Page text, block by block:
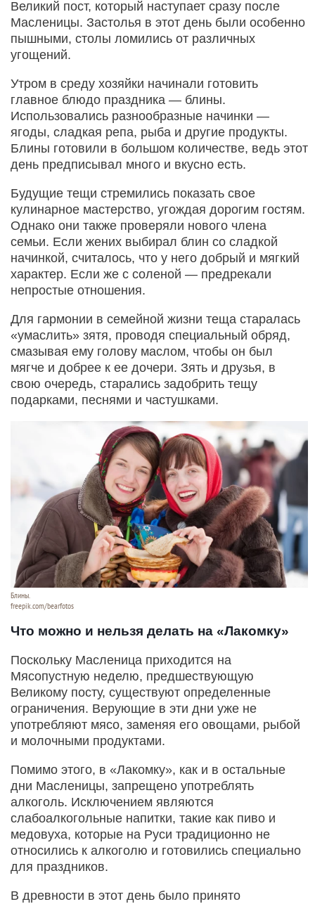
Великий пост, который наступает сразу после
Масленицы. Застолья в этот день были особенно
пышными, столы ломились от различных
угощений.
Утром в среду хозяйки начинали готовить
главное блюдо праздника — блины.
Использовались разнообразные начинки —
ягоды, сладкая репа, рыба и другие продукты.
Блины готовили в большом количестве, ведь этот
день предписывал много и вкусно есть.
Будущие тещи стремились показать свое
кулинарное мастерство, угождая дорогим гостям.
Однако они также проверяли нового члена
семьи. Если жених выбирал блин со сладкой
начинкой, считалось, что у него добрый и мягкий
характер. Если же с соленой — предрекали
непростые отношения.
Для гармонии в семейной жизни теща старалась
«умаслить» зятя, проводя специальный обряд,
смазывая ему голову маслом, чтобы он был
мягче и добрее к ее дочери. Зять и друзья, в
свою очередь, старались задобрить тещу
подарками, песнями и частушками.
Блины.
freepik.com/bearfotos
Что можно и нельзя делать на «Лакомку»
Поскольку Масленица приходится на
Мясопустную неделю, предшествующую
Великому посту, существуют определенные
ограничения. Верующие в эти дни уже не
употребляют мясо, заменяя его овощами, рыбой
и молочными продуктами.
Помимо этого, в «Лакомку», как и в остальные
дни Масленицы, запрещено употреблять
алкоголь. Исключением являются
слабоалкогольные напитки, такие как пиво и
медовуха, которые на Руси традиционно не
относились к алкоголю и готовились специально
для праздников.
В древности в этот день было принято